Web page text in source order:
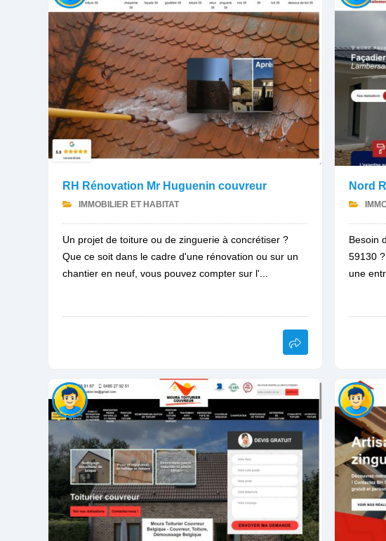
RH Rénovation Mr Huguenin couvreur
IMMOBILIER ET HABITAT
Un projet de toiture ou de zinguerie à concrétiser ?
Que ce soit dans le cadre d'une rénovation ou sur un
chantier en neuf, vous pouvez compter sur l'...
Nord
Besoin
59130
une